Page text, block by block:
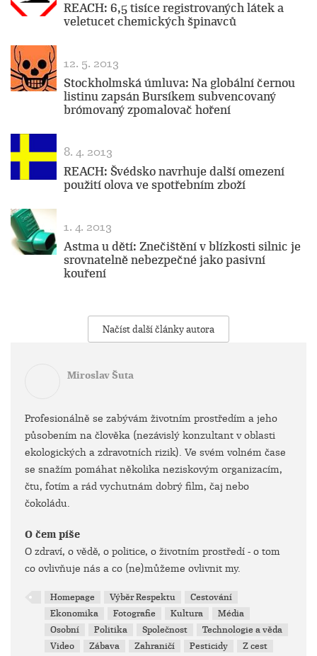
REACH: 6,5 tisíce registrovaných látek a
veletucet chemických špinavců
12. 5. 2013
Stockholmská úmluva: Na globální černou
listinu zapsán Bursíkem subvencovaný
brómovaný zpomalovač hoření
8. 4. 2013
REACH: Švédsko navrhuje další omezení
použití olova ve spotřebním zboží
1. 4. 2013
Astma u dětí: Znečištění v blízkosti silnic je
srovnatelně nebezpečné jako pasivní
kouření
Načíst další články autora
Miroslav Šuta
Profesionálně se zabývám životním prostředím a jeho
působením na člověka (nezávislý konzultant v oblasti
ekologických a zdravotních rizik). Ve svém volném čase
se snažím pomáhat několika neziskovým organizacím,
čtu, fotím a rád vychutnám dobrý film, čaj nebo
čokoládu.
O čem píše
O zdraví, o vědě, o politice, o životním prostředí - o tom
co ovlivňuje nás a co (ne)můžeme ovlivnit my.
Homepage Výběr Respektu
Cestování
Ekonomika
Fotografie Kultura
Média
Osobní
Politika Společnost
Technologie a věda
Video
Zábava Zahraničí Pesticidy Z cest